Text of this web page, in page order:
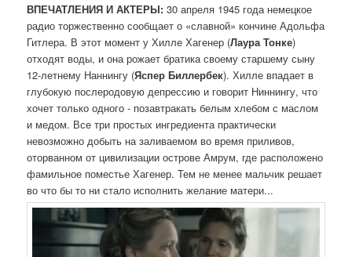
ВПЕЧАТЛЕНИЯ И АКТЕРЫ: 30 апреля 1945 года немецкое
радио торжественно сообщает о «славной» кончине Адольфа
Гитлера. В этот момент у Хилле Хагенер (Лаура Тонке)
отходят воды, и она рожает братика своему старшему сыну
12-летнему Наннингу (Яспер Биллербек). Хилле впадает в
глубокую послеродовую депрессию и говорит Ниннингу, что
хочет только одного - позавтракать белым хлебом с маслом
и медом. Все три простых ингредиента практически
невозможно добыть на заливаемом во время приливов,
оторванном от цивилизации острове Амрум, где расположено
фамильное поместье Хагенер. Тем не менее мальчик решает
во что бы то ни стало исполнить желание матери...